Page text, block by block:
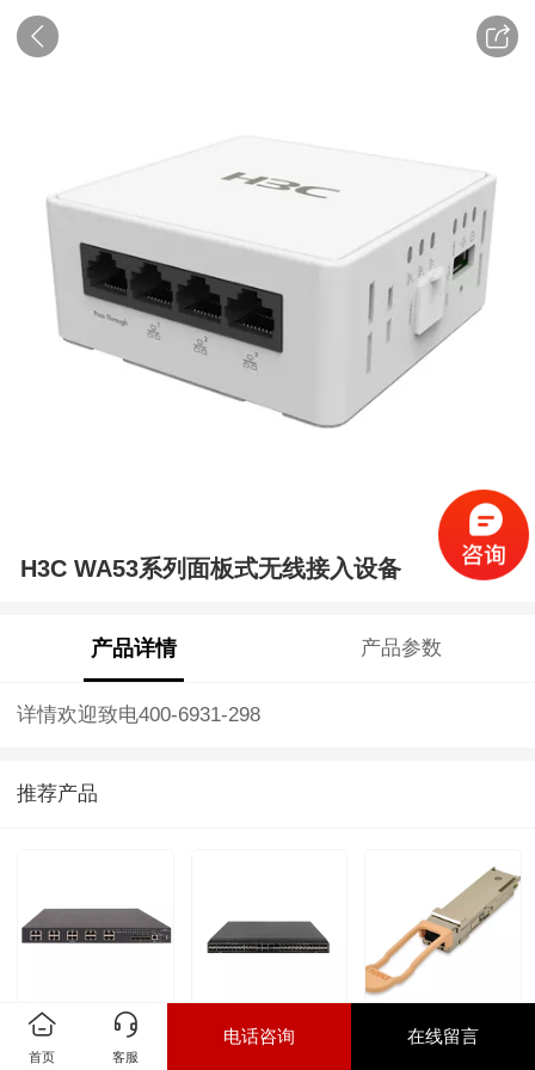
H3C WA53系列面板式无线接入设备
产品详情 产品参数
详情欢迎致电400-6931-298
推荐产品
H3C S5150-EI系
列多速率交换机
H3C S6550XE-HI
新华三（H3C）
首页 客服
电话咨询 在线留言